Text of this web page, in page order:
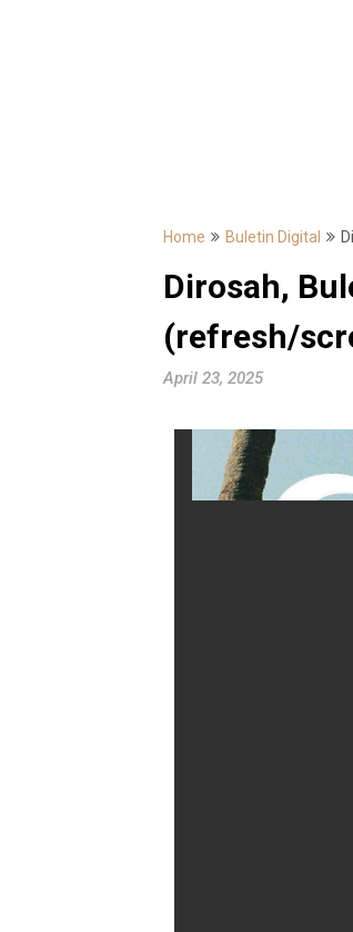
Home Buletin Digital
Dirosah,
(refresh/
April 23, 2025